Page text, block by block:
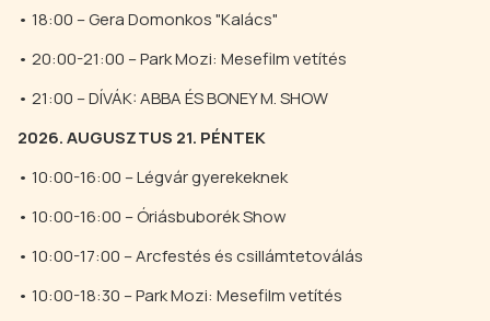
• 18:00 – Gera Domonkos "Kalács"
• 20:00-21:00 – Park Mozi: Mesefilm vetítés
• 21:00 – DÍVÁK: ABBA ÉS BONEY M. SHOW
2026. AUGUSZTUS 21. PÉNTEK
• 10:00-16:00 – Légvár gyerekeknek
• 10:00-16:00 – Óriásbuborék Show
• 10:00-17:00 – Arcfestés és csillámtetoválás
• 10:00-18:30 – Park Mozi: Mesefilm vetítés